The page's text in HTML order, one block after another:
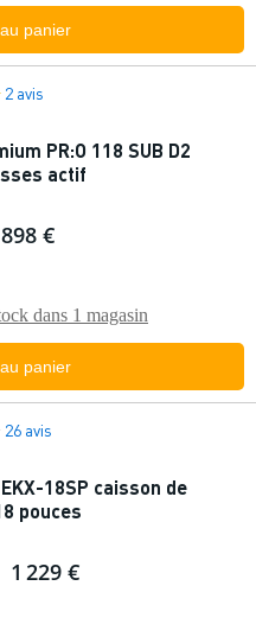
panier
2 avis
PR:O 118 SUB D2
actif
898 €
dans 1 magasin
panier
26 avis
18SP caisson de
pouces
1 229 €